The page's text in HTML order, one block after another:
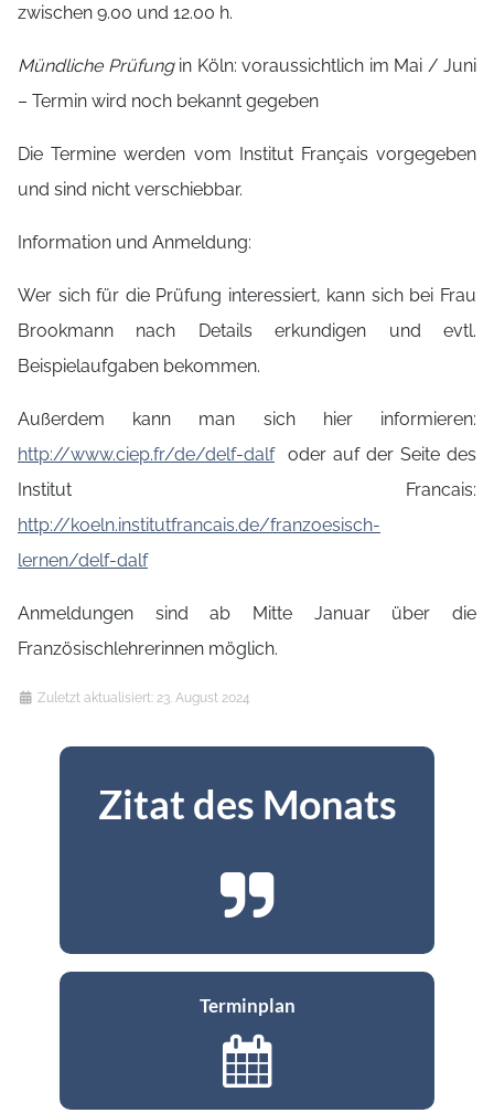
zwischen 9.00 und 12.00 h.
Mündliche Prüfungin Köln: voraussichtlich im Mai / Juni
– Termin wird noch bekannt gegeben
Die Termine werden vom Institut Français vorgegeben
und sind nicht verschiebbar.
Information und Anmeldung:
Wer sich für die Prüfung interessiert, kann sich bei Frau
Brookmann nach Details erkundigen und evtl.
Beispielaufgaben bekommen.
Außerdem kann man sich hier informieren:
http://www.ciep.fr/de/delf-dalfoder auf der Seite des
Institut Francais:
http://koeln.institutfrancais.de/franzoesisch-
lernen/delf-dalf
Anmeldungen sind ab Mitte Januar über die
Französischlehrerinnen möglich.
Details
Zuletzt aktualisiert: 23. August 2024
Zitat des Monats
Terminplan